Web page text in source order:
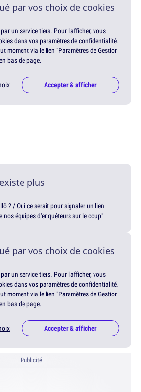
par vos choix de cookies
un service tiers. Pour l'afficher, vous
dans vos paramètres de confidentialité.
moment via le lien "Paramètres de Gestion
bas de page.
Accepter & afficher
plus
? / Oui ce serait pour signaler un lien
nos équipes d'enquêteurs sur le coup"
par vos choix de cookies
un service tiers. Pour l'afficher, vous
dans vos paramètres de confidentialité.
moment via le lien "Paramètres de Gestion
bas de page.
Accepter & afficher
Publicité